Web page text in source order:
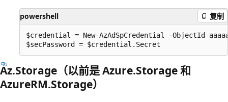
powershell 复制
$credential = New-AzAdSpCredential -ObjectId
Az.Storage（以前是 Azure.Storage 和
AzureRM.Storage）